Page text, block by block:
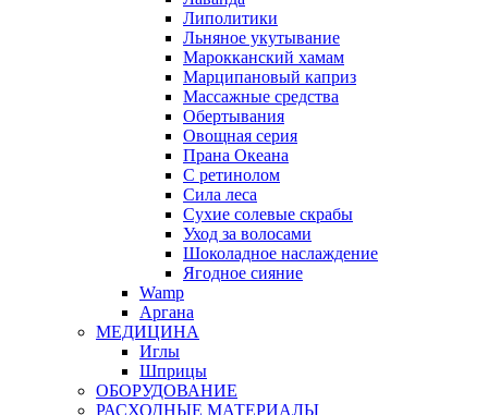
Липолитики
Льняное укутывание
Марокканский хамам
Марципановый каприз
Массажные средства
Обертывания
Овощная серия
Прана Океана
С ретинолом
Сила леса
Сухие солевые скрабы
Уход за волосами
Шоколадное наслаждение
Ягодное сияние
Wamp
Аргана
МЕДИЦИНА
Иглы
Шприцы
ОБОРУДОВАНИЕ
РАСХОДНЫЕ МАТЕРИАЛЫ